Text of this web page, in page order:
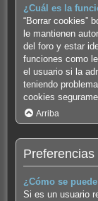
¿Cuál es la
“Borrar cookies”
le mantienen
del foro y estar
funciones como
el usuario si la
teniendo
cookies
Arriba
¿Cómo se
Si es un usuario